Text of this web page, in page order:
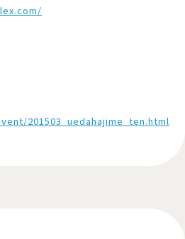
201503_uedahajime_ten.html